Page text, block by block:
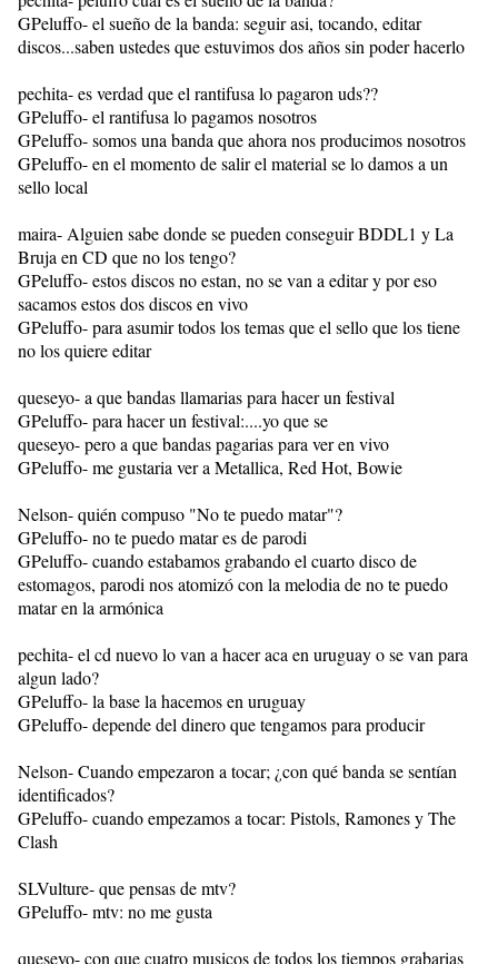
GPeluffo- el sueño de la banda: seguir asi, tocando, editar
discos...saben ustedes que estuvimos dos años sin poder hacerlo
pechita- es verdad que el rantifusa lo pagaron uds??
GPeluffo- el rantifusa lo pagamos nosotros
GPeluffo- somos una banda que ahora nos producimos nosotros
GPeluffo- en el momento de salir el material se lo damos a un
sello local
maira- Alguien sabe donde se pueden conseguir BDDL1 y La
Bruja en CD que no los tengo?
GPeluffo- estos discos no estan, no se van a editar y por eso
sacamos estos dos discos en vivo
GPeluffo- para asumir todos los temas que el sello que los tiene
no los quiere editar
queseyo- a que bandas llamarias para hacer un festival
GPeluffo- para hacer un festival:....yo que se
queseyo- pero a que bandas pagarias para ver en vivo
GPeluffo- me gustaria ver a Metallica, Red Hot, Bowie
Nelson- quién compuso "No te puedo matar"?
GPeluffo- no te puedo matar es de parodi
GPeluffo- cuando estabamos grabando el cuarto disco de
estomagos, parodi nos atomizó con la melodia de no te puedo
matar en la armónica
pechita- el cd nuevo lo van a hacer aca en uruguay o se van para
algun lado?
GPeluffo- la base la hacemos en uruguay
GPeluffo- depende del dinero que tengamos para producir
Nelson- Cuando empezaron a tocar; ¿con qué banda se sentían
identificados?
GPeluffo- cuando empezamos a tocar: Pistols, Ramones y The
Clash
SLVulture- que pensas de mtv?
GPeluffo- mtv: no me gusta
queseyo- con que cuatro musicos de todos los tiempos grabarias